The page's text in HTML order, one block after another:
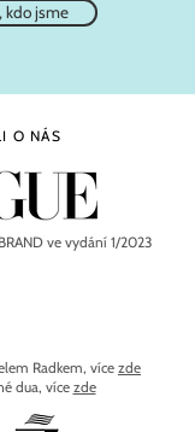
kdo jsme
O NÁS
ve vydání 1/2023
Radkem, více zde
dua, více zde